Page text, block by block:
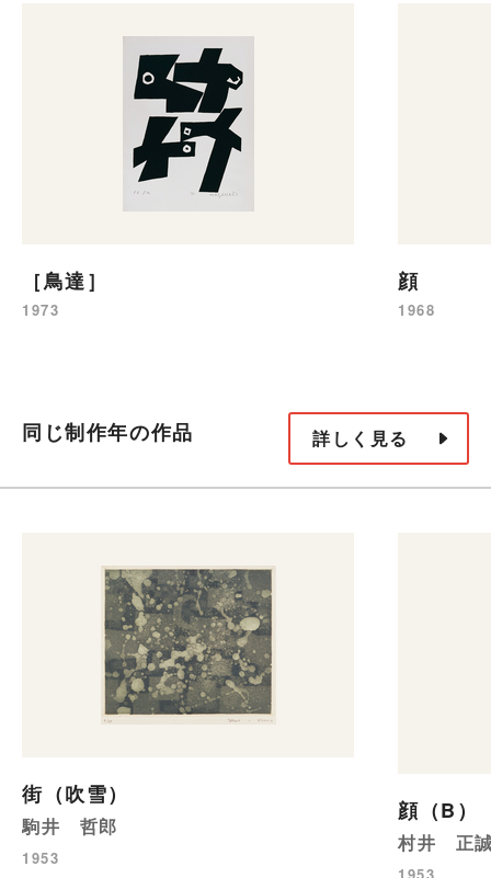
［鳥達］
1973
顔
1968
同じ制作年の作品 詳しく見る
街（吹雪）
駒井 哲郎
1953
顔（B）
村井 正